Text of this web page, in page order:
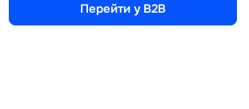
Перейти у B2B